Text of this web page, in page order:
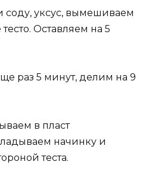
соду, уксус, вымешиваем
Оставляем на 5
раз 5 минут, делим на 9
в пласт
начинку и
теста.